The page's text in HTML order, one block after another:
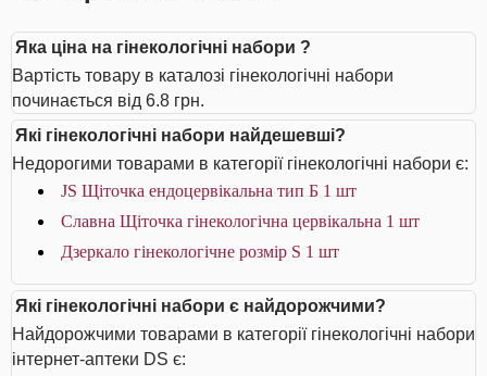
Яка ціна на гінекологічні набори ?
Вартість товару в каталозі гінекологічні набори
починається від 6.8 грн.
Які гінекологічні набори найдешевші?
Недорогими товарами в категорії гінекологічні набори є:
JS Щіточка ендоцервікальна тип Б 1 шт
Славна Щіточка гінекологічна цервікальна 1 шт
Дзеркало гінекологічне розмір S 1 шт
Які гінекологічні набори є найдорожчими?
Найдорожчими товарами в категорії гінекологічні набори
інтернет-аптеки DS є: